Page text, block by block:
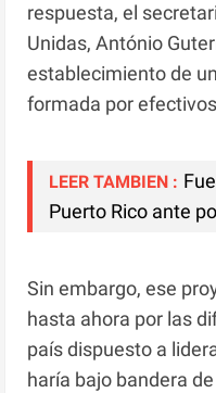
respuesta, el
Unidas, António
establecimiento de
formada por
LEER TAMBIEN :
Puerto Rico ante
Sin embargo, ese
hasta ahora por las
país dispuesto a
haría bajo bandera de